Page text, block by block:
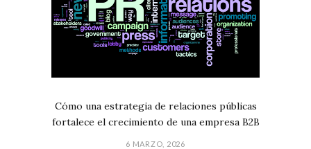
Cómo una estrategia de relaciones públicas
fortalece el crecimiento de una empresa B2B
6 MARZO, 2026